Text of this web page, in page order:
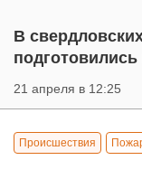
21 апреля в 12:25